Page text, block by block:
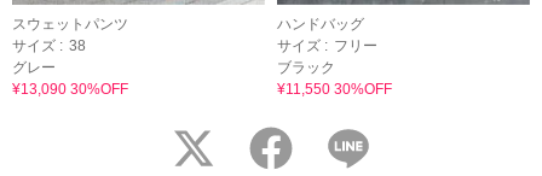
スウェットパンツ
サイズ : 38
グレー
¥13,090 30%OFF
ハンドバッグ
サイズ : フリー
ブラック
¥11,550 30%OFF
twitter facebook